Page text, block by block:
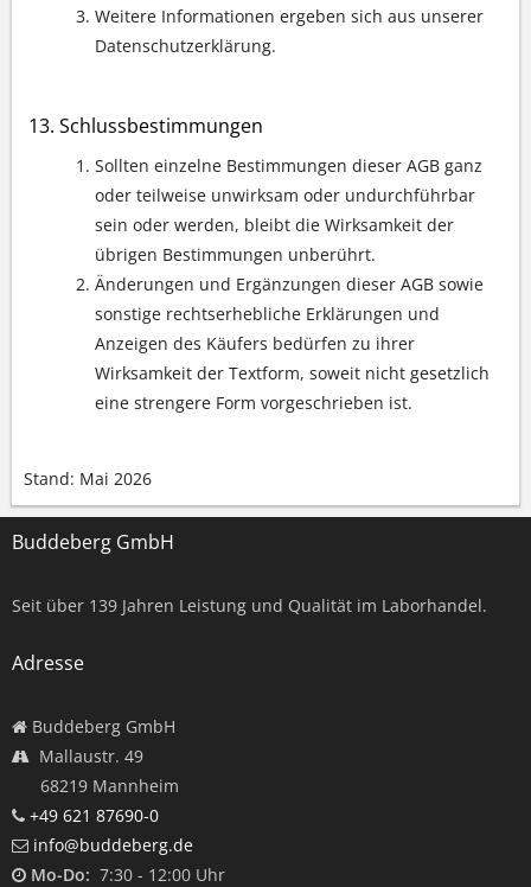
Weitere Informationen ergeben sich aus unserer
Datenschutzerklärung.
Schlussbestimmungen
Sollten einzelne Bestimmungen dieser AGB ganz
oder teilweise unwirksam oder undurchführbar
sein oder werden, bleibt die Wirksamkeit der
übrigen Bestimmungen unberührt.
Änderungen und Ergänzungen dieser AGB sowie
sonstige rechtserhebliche Erklärungen und
Anzeigen des Käufers bedürfen zu ihrer
Wirksamkeit der Textform, soweit nicht gesetzlich
eine strengere Form vorgeschrieben ist.
Stand: Mai 2026
Buddeberg GmbH
Seit über 139 Jahren Leistung und Qualität im Laborhandel.
Adresse
Buddeberg GmbH
Mallaustr. 49
68219 Mannheim
+49 621 87690-0
info@buddeberg.de
Mo-Do: 7:30 - 12:00 Uhr